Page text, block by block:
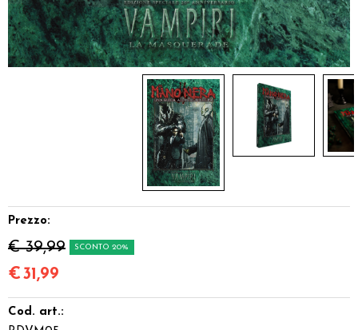
Prezzo:
€ 39,99 SCONTO 20%
€31,99
Cod. art.: